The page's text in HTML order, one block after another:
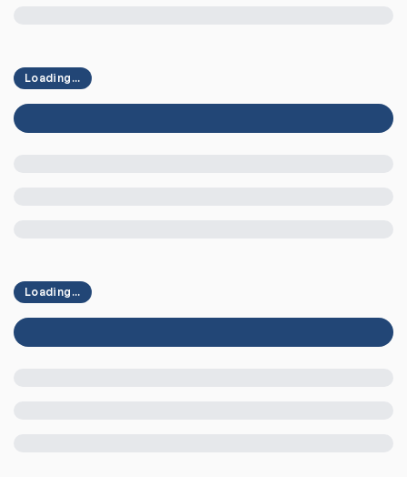
Loading...
Loading...